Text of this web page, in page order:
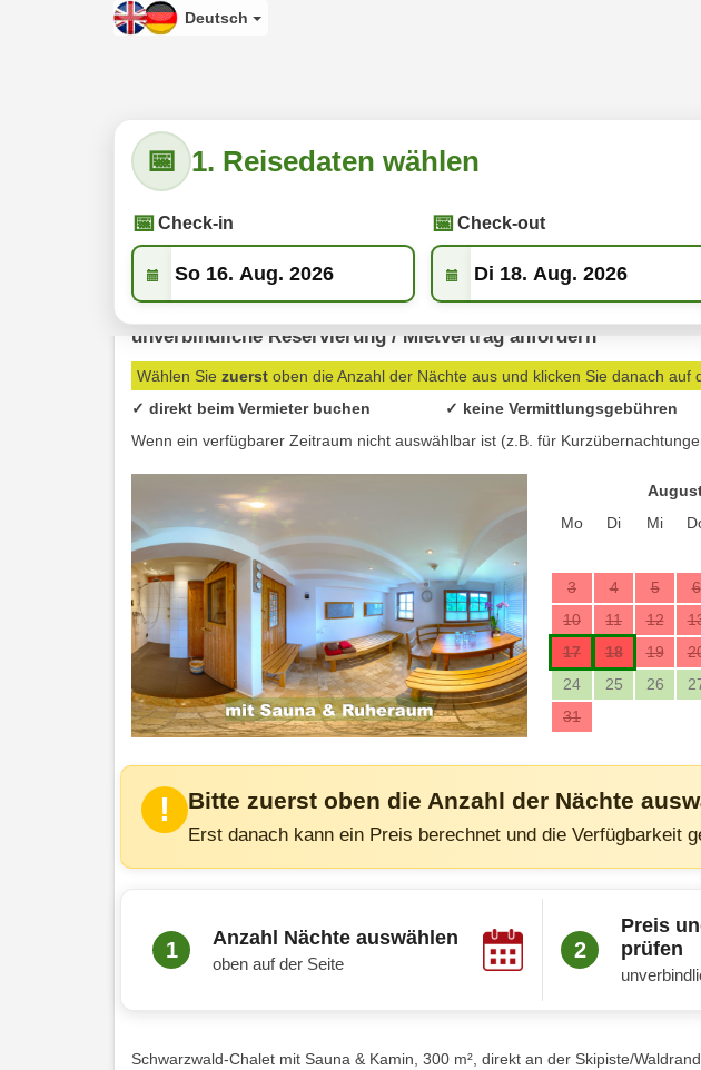
Deutsch
1. Reisedaten wählen
Check-in Check-out
Schwarzwald-Chalet mit Sauna & Kamin 300qm, 24
unverbindliche Reservierung / Mietvertrag anfordern
Wählen Sie zuerst oben die Anzahl der Nächte aus und klicken Sie danach auf
✓ direkt beim Vermieter buchen
✓ keine Vermittlungsgebühren
Wenn ein verfügbarer Zeitraum nicht auswählbar ist (z.B. für
Mo
Di Mi
3
4 5 6
10
11 12
17
18 19
24
25 26
31
! Bitte zuerst oben die Anzahl der Nächte
Erst danach kann ein Preis berechnet und die Verfügbarkeit
1
Anzahl Nächte auswählen
oben auf der Seite
2
Preis
prüfen
Schwarzwald-Chalet mit Sauna & Kamin, 300 m², direkt an der Skipiste/